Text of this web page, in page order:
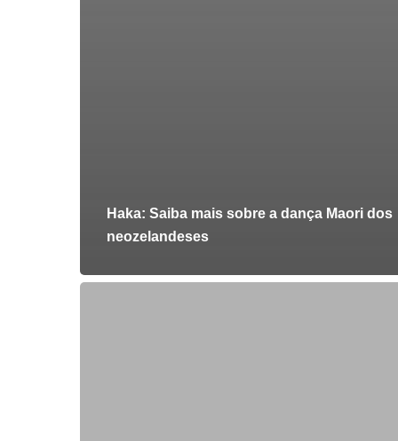
Haka: Saiba mais sobre a dança Maori dos
neozelandeses